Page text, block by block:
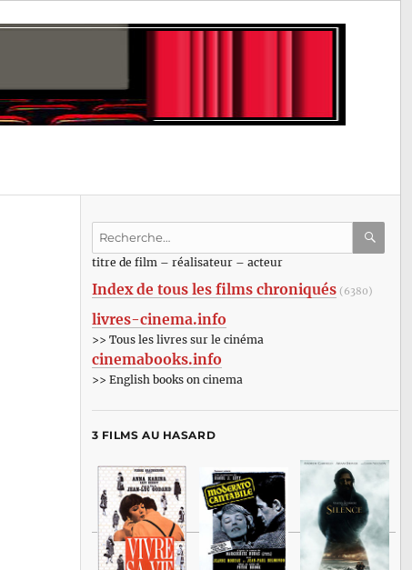
Recherche
:titre de film – réalisateur – acteur
Index de tous les films chroniqués (6380)
livres-cinema.info
>> Tous les livres sur le cinéma
cinemabooks.info
>> English books on cinema
3 FILMS AU HASARD